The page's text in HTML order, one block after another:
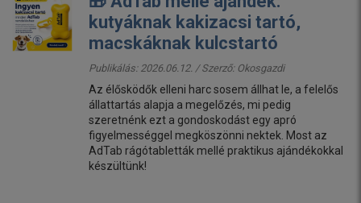
kutyáknak kakizacsi tartó,
macskáknak kulcstartó
Publikálás: 2026.06.12. / Szerző: Okosgazdi
Az élősködők elleni harc sosem állhat le, a felelős
állattartás alapja a megelőzés, mi pedig
szeretnénk ezt a gondoskodást egy apró
figyelmességgel megköszönni nektek. Most az
AdTab rágótabletták mellé praktikus ajándékokkal
készültünk!